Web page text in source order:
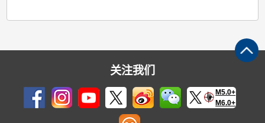
关注我们
M5.0+
M6.0+